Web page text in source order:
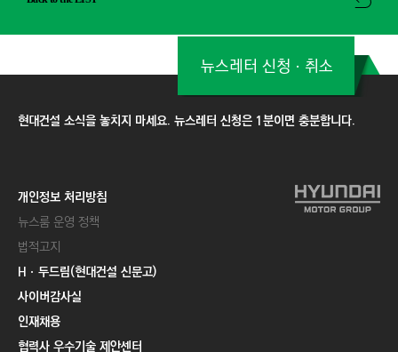
현대건설 소식을 놓치지 마세요. 뉴스레터 신청은 1분이면 충분합니다.
뉴스레터 신청ㆍ취소
개인정보 처리방침
뉴스룸 운영 정책
법적고지
Hㆍ두드림(현대건설 신문고)
사이버감사실
인재채용
협력사 우수기술 제안센터